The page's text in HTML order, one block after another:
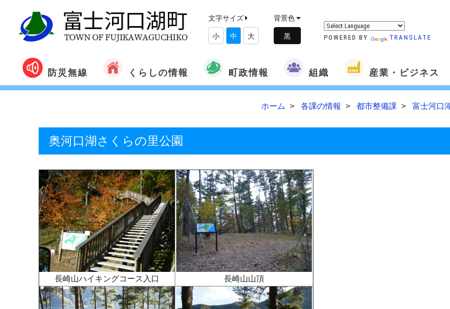
文字サイズ
小 中 大
背景色
POWERED BY TRANSLATE
防災無線 くらしの情報 町政情報 組織 産業・ビジネス
ホーム 各課の情報 都市整備課 富士河口
奥河口湖さくらの里公園
長崎山ハイキングコース入口 長崎山山頂